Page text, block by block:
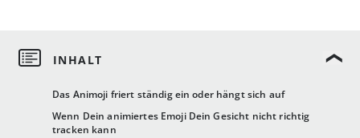
Das Animoji friert ständig ein oder hängt sich auf
Wenn Dein animiertes Emoji Dein Gesicht nicht richtig
tracken kann